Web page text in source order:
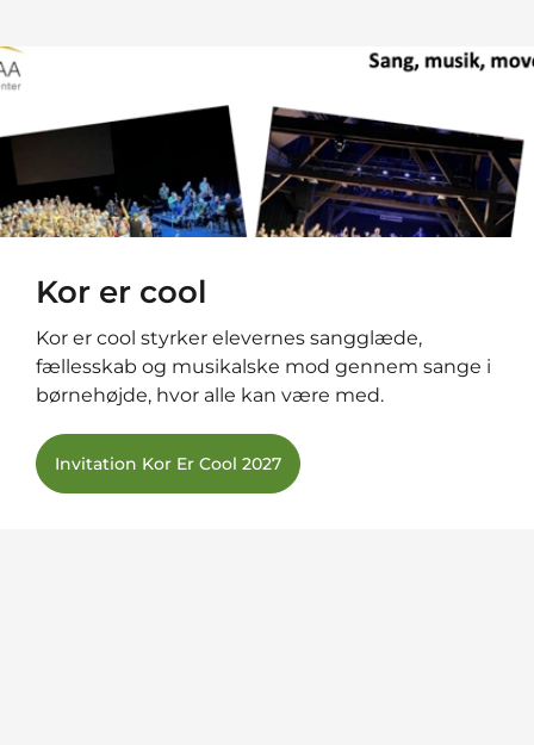
Kor er cool
Kor er cool styrker elevernes sangglæde,
fællesskab og musikalske mod gennem sange i
børnehøjde, hvor alle kan være med.
Invitation Kor Er Cool 2027